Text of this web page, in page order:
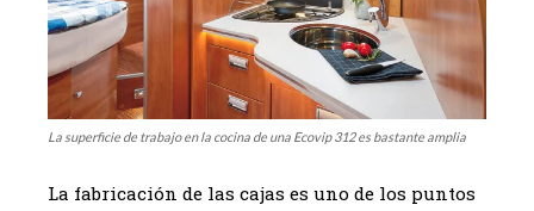
La superficie de trabajo en la cocina de una Ecovip 312 es bastante amplia
La fabricación de las cajas es uno de los puntos